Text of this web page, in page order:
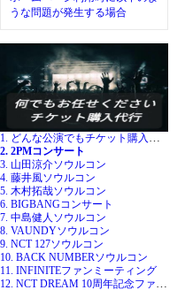
うな問題が発生する場合
1. どんな公演でもチケット購入代行
2. 2PMコンサート
3. 山田涼介ソウルコン
4. 藤井風ソウルコン
5. 木村拓哉ソウルコン
6. BIGBANGコンサート
7. 中島健人ソウルコン
8. VAUNDYソウルコン
9. NCT 127ソウルコン
10. BACK NUMBERソウルコン
11. INFINITEファンミーティング
12. NCT DREAM 10周年記念ファンミ